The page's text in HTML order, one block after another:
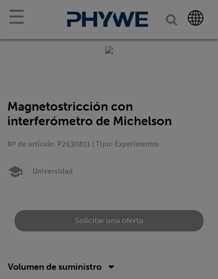
☰
Magnetostricción con
interferómetro de Michelson
Nº de artículo: P2430811 | Tipo: Experimentos
Universidad
Solicitar una oferta
Volumen de suministro